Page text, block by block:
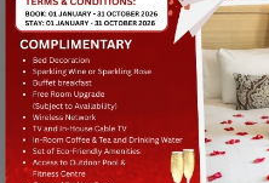
Discount Code
CHECK
一卧室套房
64平方米
Sathorn的当代生活区域。 凯文沙吞曼谷酒店的一卧室套房